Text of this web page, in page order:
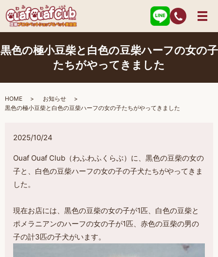
黒色の極小豆柴と白色の豆柴ハーフの女の子
たちがやってきました
HOME
お知らせ
黒色の極小豆柴と白色の豆柴ハーフの女の子たちがやってきました
2025/10/24
Ouaf Ouaf Club（わふわふくらぶ）に、黒色の豆柴の女の
子と、白色の豆柴ハーフの女の子の子犬たちがやってきま
した。
現在お店には、黒色の豆柴の女の子が1匹、白色の豆柴と
ポメラニアンのハーフの女の子が1匹、赤色の豆柴の男の
子の計3匹の子犬がいます。